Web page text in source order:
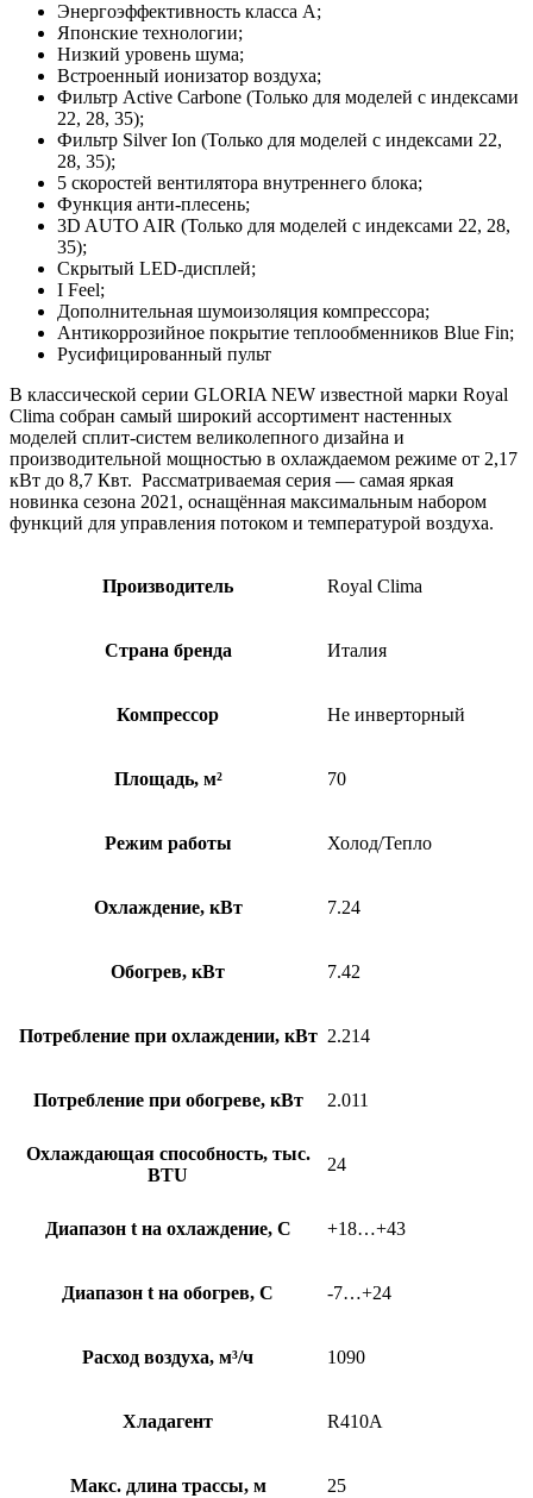
Энергоэффективность класса А;
Японские технологии;
Низкий уровень шума;
Встроенный ионизатор воздуха;
Фильтр Active Carbone (Только для моделей с индексами
22, 28, 35);
Фильтр Silver Ion (Только для моделей с индексами 22,
28, 35);
5 скоростей вентилятора внутреннего блока;
Функция анти-плесень;
3D AUTO AIR (Только для моделей с индексами 22, 28,
35);
Скрытый LED-дисплей;
I Feel;
Дополнительная шумоизоляция компрессора;
Антикоррозийное покрытие теплообменников Blue Fin;
Русифицированный пульт
В классической серии GLORIA NEW известной марки Royal
Clima собран самый широкий ассортимент настенных
моделей сплит-систем великолепного дизайна и
производительной мощностью в охлаждаемом режиме от 2,17
кВт до 8,7 Квт. Рассматриваемая серия — самая яркая
новинка сезона 2021, оснащённая максимальным набором
функций для управления потоком и температурой воздуха.
Производитель Royal Clima
Страна бренда Италия
Компрессор Не инверторный
Площадь, м² 70
Режим работы Холод/Тепло
Охлаждение, кВт 7.24
Обогрев, кВт 7.42
Потребление при охлаждении, кВт 2.214
Потребление при обогреве, кВт 2.011
Охлаждающая способность, тыс.
BTU
24
Диапазон t на охлаждение, С +18…+43
Диапазон t на обогрев, С -7…+24
Расход воздуха, м³/ч 1090
Хладагент R410A
Макс. длина трассы, м 25